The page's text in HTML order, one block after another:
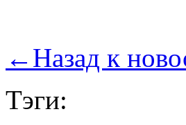
← Назад к
Тэги: